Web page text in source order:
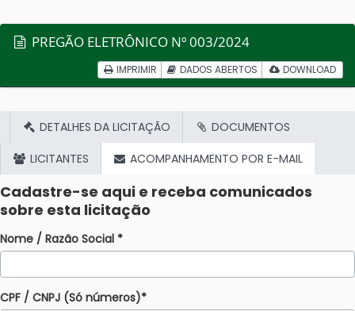
PREGÃO ELETRÔNICO Nº 003/2024
IMPRIMIR DADOS ABERTOS DOWNLOAD
DETALHES DA LICITAÇÃO
DOCUMENTOS
LICITANTES
ACOMPANHAMENTO POR E-MAIL
Cadastre-se aqui e receba comunicados
sobre esta licitação
Nome / Razão Social *
CPF / CNPJ (Só números)*